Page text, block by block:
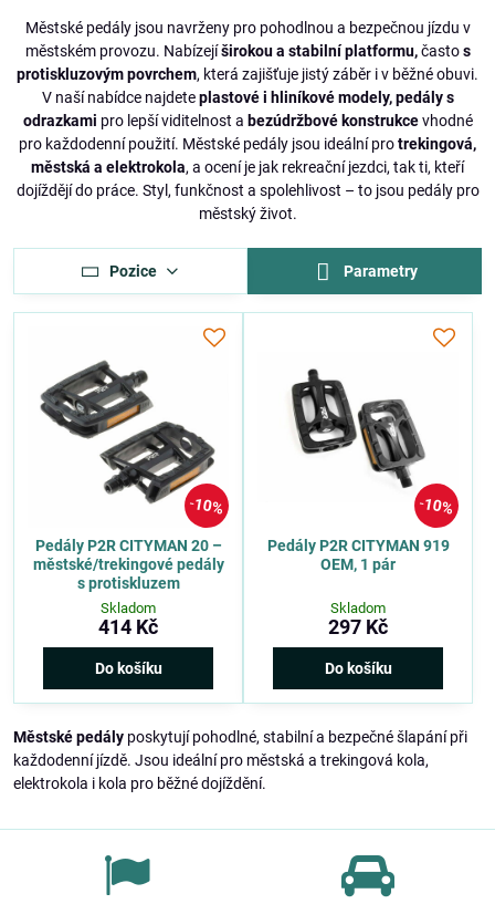
Městské pedály jsou navrženy pro pohodlnou a bezpečnou jízdu v
městském provozu. Nabízejíširokou a stabilní platformu,častos
protiskluzovým povrchem, která zajišťuje jistý záběr i v běžné obuvi.
V naší nabídce najdeteplastové i hliníkové modely, pedály s
odrazkami pro lepší viditelnost a bezúdržbové konstrukcevhodné
pro každodenní použití. Městské pedály jsou ideální protrekingová,
městská a elektrokola, a ocení je jak rekreační jezdci, tak ti, kteří
dojíždějí do práce. Styl, funkčnost a spolehlivost – to jsou pedály pro
městský život.
Pozice Parametry
10%
Pedály P2R CITYMAN 20 –
městské/trekingové pedály
s protiskluzem
Skladom
414 Kč
Do košíku
10%
Pedály P2R CITYMAN 919
OEM, 1 pár
Skladom
297 Kč
Do košíku
Městské pedály poskytují pohodlné, stabilní a bezpečné šlapání při
každodenní jízdě. Jsou ideální pro městská a trekingová kola,
elektrokola i kola pro běžné dojíždění.